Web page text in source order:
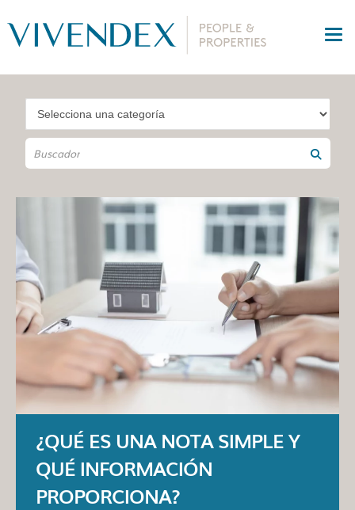
¿QUÉ ES UNA NOTA SIMPLE Y
QUÉ INFORMACIÓN
PROPORCIONA?